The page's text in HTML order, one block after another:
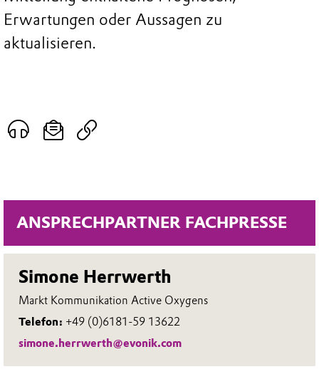
ANSPRECHPARTNER FACHPRESSE
Simone Herrwerth
Markt Kommunikation Active Oxygens
Telefon: +49 (0)6181-59 13622
simone.herrwerth@evonik.com
Erwartungen oder Aussagen zu
aktualisieren.